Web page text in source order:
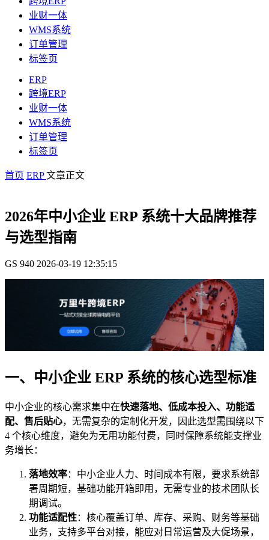
业财一体
WMS系统
订单管理
标签页
ERP
跨境ERP
业财一体
WMS系统
订单管理
标签页
首页 ERP文章正文
2026年中小企业 ERP 系统十大品牌推荐
与选型指南
GS 940 2026-03-19 12:35:15
一、中小企业 ERP 系统的核心选型标准
中小企业的核心需求集中在快速落地、低成本投入、功能适
配、售后贴心，无需复杂的定制化开发，因此选型需围绕以下
4 个核心维度，避免为无用功能付费，同时保障系统能支撑业
务增长：
落地效率：中小企业人力、时间成本有限，要求系统部
署周期短，基础功能开箱即用，无需专业的技术团队长
期调试。
功能适配性：核心覆盖订单、库存、采购、财务等基础
业务，支持多平台对接，能应对日常运营及大促场景，